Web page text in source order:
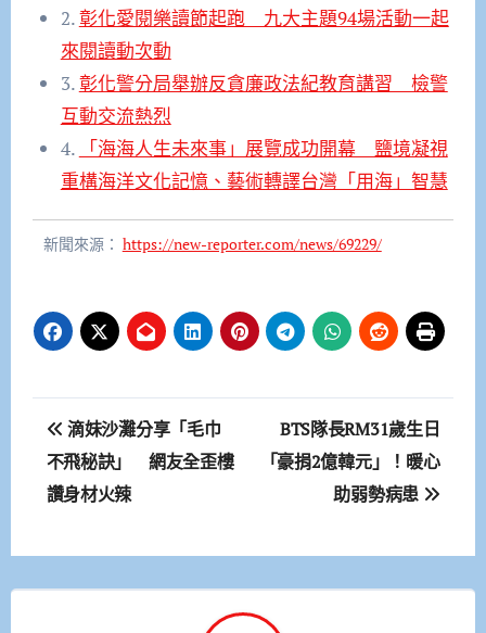
2.彰化愛閱樂讀節起跑 九大主題94場活動一起
來閱讀動次動
3.彰化警分局舉辦反貪廉政法紀教育講習 檢警
互動交流熱烈
4.
「海海人生未來事」展覽成功開幕 鹽境凝視
重構海洋文化記憶、藝術轉譯台灣「用海」智慧
新聞來源： https://new-reporter.com/news/69229/
文
章
導
覽
滴妹沙灘分享「毛巾
不飛秘訣」 網友全歪樓
讚身材火辣
BTS隊長RM31歲生日
「豪捐2億韓元」！暖心
助弱勢病患